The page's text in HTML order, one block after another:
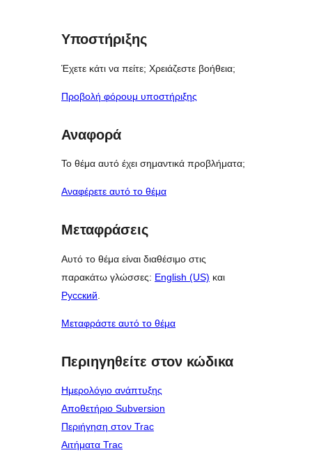
Υποστήριξης
Έχετε κάτι να πείτε; Χρειάζεστε βοήθεια;
Προβολή φόρουμ υποστήριξης
Αναφορά
Το θέμα αυτό έχει σημαντικά προβλήματα;
Αναφέρετε αυτό το θέμα
Μεταφράσεις
Αυτό το θέμα είναι διαθέσιμο στις
παρακάτω γλώσσες: English (US) και
Русский
Μεταφράστε αυτό το θέμα
Περιηγηθείτε στον κώδικα
Ημερολόγιο ανάπτυξης
Αποθετήριο Subversion
Περιήγηση στον Trac
Αιτήματα Trac